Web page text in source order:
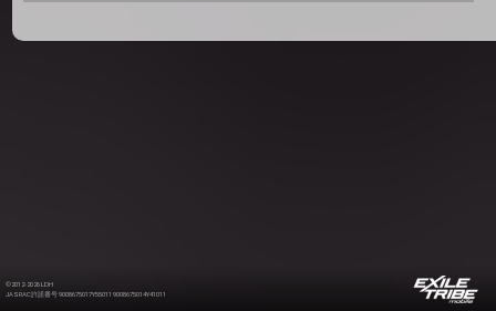
©2012-2026 LDH
JASRAC許諾番号 9008675017Y55011 9008675014Y41011